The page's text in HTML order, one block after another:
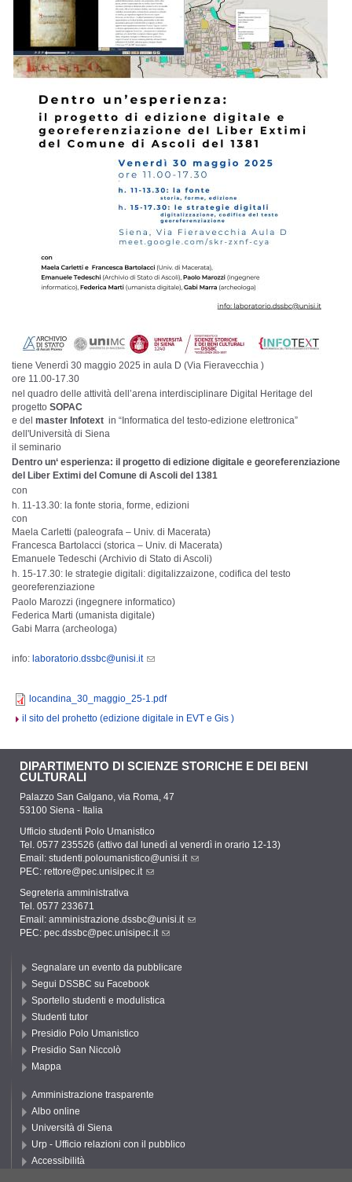
tiene Venerdì 30 maggio 2025 in aula D (Via Fieravecchia )
ore 11.00-17.30
nel quadro delle attività dell’arena interdisciplinare Digital Heritage del
progetto SOPAC
e del master Infotext in “Informatica del testo-edizione elettronica”
dell'Università di Siena
il seminario
Dentro un‘ esperienza: il progetto di edizione digitale e georeferenziazione
del Liber Extimi del Comune di Ascoli del 1381
con
h. 11-13.30: la fonte storia, forme, edizioni
con
Maela Carletti (paleografa – Univ. di Macerata)
Francesca Bartolacci (storica – Univ. di Macerata)
Emanuele Tedeschi (Archivio di Stato di Ascoli)
h. 15-17.30: le strategie digitali: digitalizzaizone, codifica del testo
georeferenziazione
Paolo Marozzi (ingegnere informatico)
Federica Marti (umanista digitale)
Gabi Marra (archeologa)
info: laboratorio.dssbc@unisi.it
locandina_30_maggio_25-1.pdf
il sito del prohetto (edizione digitale in EVT e Gis )
DIPARTIMENTO DI SCIENZE STORICHE E DEI BENI
CULTURALI
Palazzo San Galgano, via Roma, 47
53100 Siena - Italia
Ufficio studenti Polo Umanistico
Tel. 0577 235526 (attivo dal lunedì al venerdì in orario 12-13)
Email: studenti.poloumanistico@unisi.it
PEC: rettore@pec.unisipec.it
Segreteria amministrativa
Tel. 0577 233671
Email: amministrazione.dssbc@unisi.it
PEC: pec.dssbc@pec.unisipec.it
Segnalare un evento da pubblicare
Segui DSSBC su Facebook
Sportello studenti e modulistica
Studenti tutor
Presidio Polo Umanistico
Presidio San Niccolò
Mappa
Amministrazione trasparente
Albo online
Università di Siena
Urp - Ufficio relazioni con il pubblico
Accessibilità